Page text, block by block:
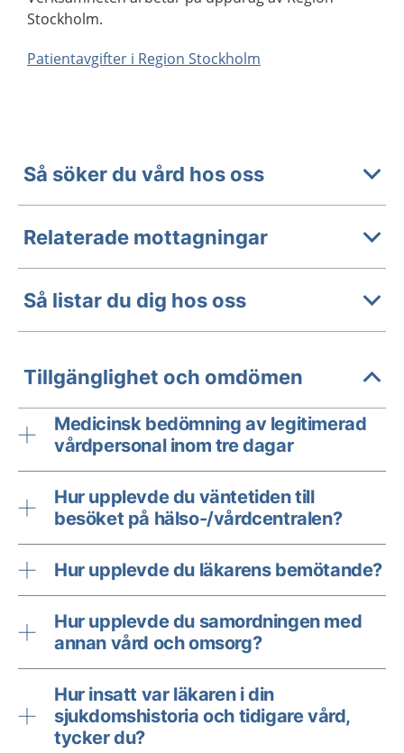
Stockholm.
Patientavgifter i Region Stockholm
Så söker du vård hos oss
Relaterade mottagningar
Så listar du dig hos oss
Tillgänglighet och omdömen
Medicinsk bedömning av legitimerad
vårdpersonal inom tre dagar
Hur upplevde du väntetiden till
besöket på hälso-/vårdcentralen?
Hur upplevde du läkarens bemötande?
Hur upplevde du samordningen med
annan vård och omsorg?
Hur insatt var läkaren i din
sjukdomshistoria och tidigare vård,
tycker du?